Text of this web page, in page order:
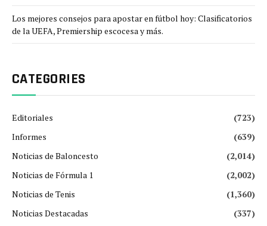
Los mejores consejos para apostar en fútbol hoy: Clasificatorios
de la UEFA, Premiership escocesa y más.
CATEGORIES
Editoriales
(723)
Informes
(639)
Noticias de Baloncesto
(2,014)
Noticias de Fórmula 1
(2,002)
Noticias de Tenis
(1,360)
Noticias Destacadas
(337)